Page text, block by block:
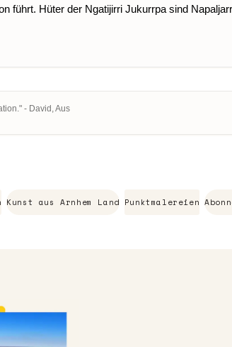
führt. Hüter der Ngatijirri Jukurrpa sind
- David, Aus
Kunst aus Arnhem Land Punktmalereien